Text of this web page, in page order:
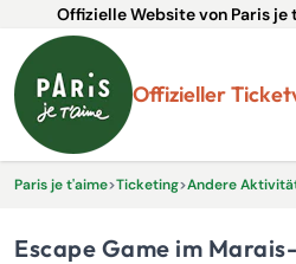
Offizielle Website von Paris
Offizieller
Paris je t'aime>Ticketing>
Escape Game im